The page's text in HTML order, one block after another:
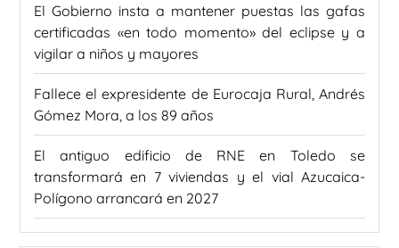
El Gobierno insta a mantener puestas las gafas
certificadas «en todo momento» del eclipse y a
vigilar a niños y mayores
Fallece el expresidente de Eurocaja Rural, Andrés
Gómez Mora, a los 89 años
El antiguo edificio de RNE en Toledo se
transformará en 7 viviendas y el vial Azucaica-
Polígono arrancará en 2027